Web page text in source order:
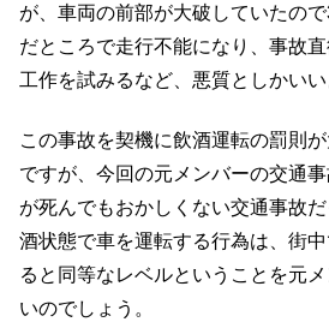
が、車両の前部が大破していたの
だところで走行不能になり、事故
工作を試みるなど、悪質としかいい
この事故を契機に飲酒運転の罰則
ですが、今回の元メンバーの交通
が死んでもおかしくない交通事故
酒状態で車を運転する行為は、街
ると同等なレベルということを元
いのでしょう。